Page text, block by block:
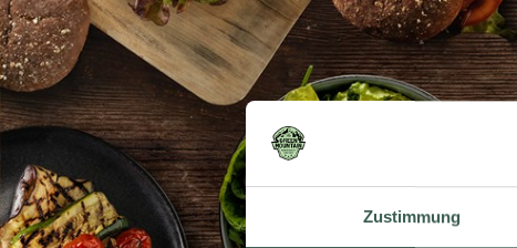
Zustimmung